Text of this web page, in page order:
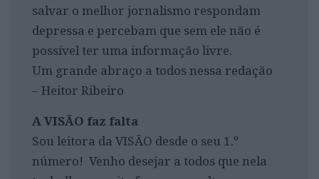
salvar o melhor jornalismo respondam
depressa e percebam que sem ele não é
possível ter uma informação livre.
Um grande abraço a todos nessa redação
– Heitor Ribeiro
A VISÃO faz falta
Sou leitora da VISÃO desde o seu 1.º
número! Venho desejar a todos que nela